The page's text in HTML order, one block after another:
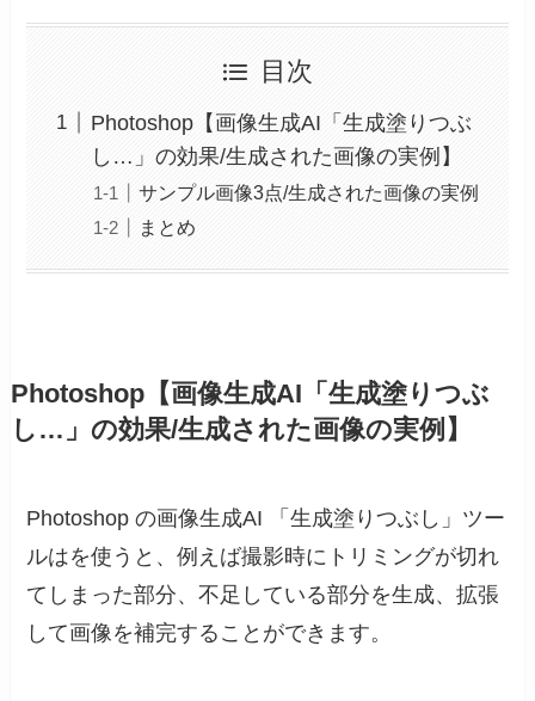
目次
Photoshop【画像生成AI「生成塗りつぶ
し…」の効果/生成された画像の実例】
サンプル画像3点/生成された画像の実例
まとめ
Photoshop【画像生成AI「生成塗りつぶ
し…」の効果/生成された画像の実例】
Photoshop の画像生成AI 「生成塗りつぶし」ツー
ルはを使うと、例えば撮影時にトリミングが切れ
てしまった部分、不足している部分を生成、拡張
して画像を補完することができます。